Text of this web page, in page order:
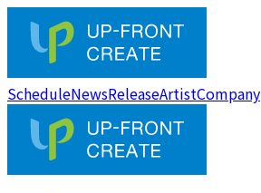
ScheduleNewsReleaseArtistCompany